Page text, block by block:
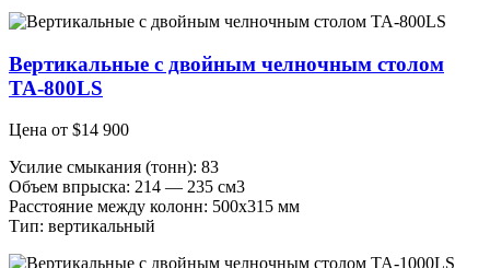
Вертикальные с двойным челночным столом
ТА-800LS
Цена от $14 900
Усилие смыкания (тонн): 83
Объем впрыска: 214 — 235 см3
Расстояние между колонн: 500х315 мм
Тип: вертикальный